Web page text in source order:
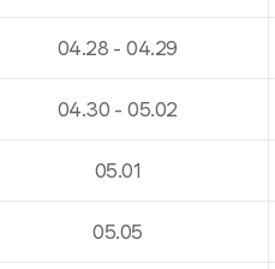
04.28 - 04.29
04.30 - 05.02
05.01
05.05